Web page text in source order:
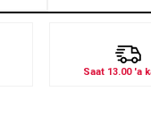
Saat 13.00 'a